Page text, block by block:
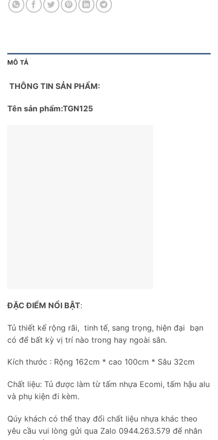
MÔ TẢ
THÔNG TIN SẢN PHẨM:
Tên sản phẩm:TGN125
ĐẶC ĐIỂM NỔI BẬT:
Tủ thiết kế rộng rãi, tinh tế, sang trọng, hiện đại bạn
có để bất kỳ vị trí nào trong hay ngoài sân.
Kích thước : Rộng 162cm * cao 100cm * Sâu 32cm
Chất liệu: Tủ được làm từ tấm nhựa Ecomi, tấm hậu alu
và phụ kiện đi kèm.
Qúy khách có thể thay đổi chất liệu nhựa khác theo
yêu cầu vui lòng gửi qua Zalo 0944.263.579 để nhân